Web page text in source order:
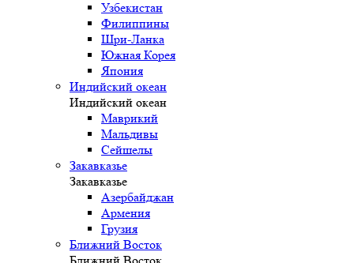
Узбекистан
Филиппины
Шри-Ланка
Южная Корея
Япония
Индийский океан
Индийский океан
Маврикий
Мальдивы
Сейшелы
Закавказье
Закавказье
Азербайджан
Армения
Грузия
Ближний Восток